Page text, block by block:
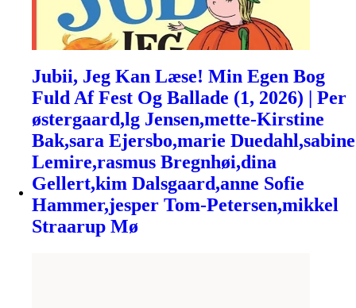
Jubii, Jeg Kan Læse! Min Egen Bog
Fuld Af Fest Og Ballade (1, 2026) | Per
østergaard,lg Jensen,mette-Kirstine
Bak,sara Ejersbo,marie Duedahl,sabine
Lemire,rasmus Bregnhøi,dina
Gellert,kim Dalsgaard,anne Sofie
Hammer,jesper Tom-Petersen,mikkel
Straarup Mø